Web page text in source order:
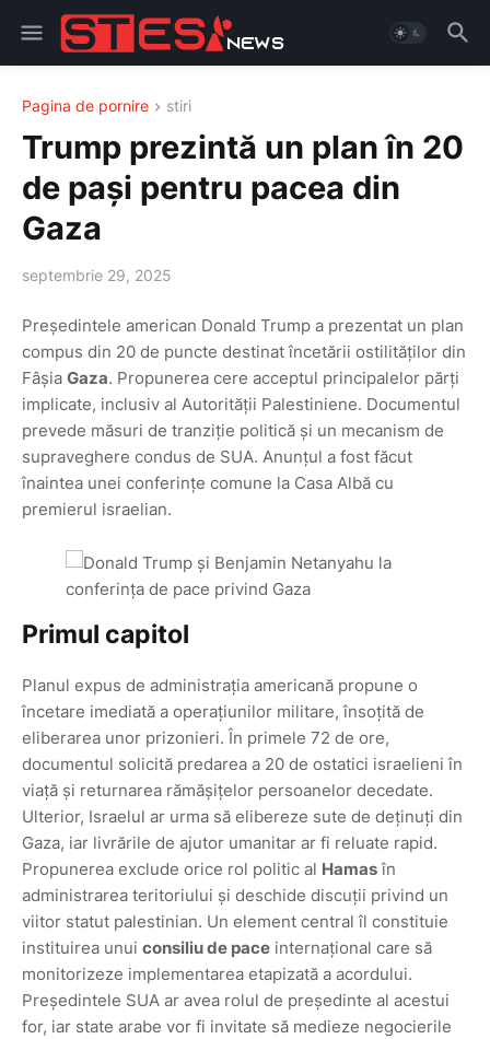
Pagina de pornire stiri
Trump prezintă un plan în 20
de pași pentru pacea din
Gaza
septembrie 29, 2025
Președintele american Donald Trump a prezentat un plan
compus din 20 de puncte destinat încetării ostilităților din
Fâșia Gaza. Propunerea cere acceptul principalelor părți
implicate, inclusiv al Autorității Palestiniene. Documentul
prevede măsuri de tranziție politică și un mecanism de
supraveghere condus de SUA. Anunțul a fost făcut
înaintea unei conferințe comune la Casa Albă cu
premierul israelian.
Primul capitol
Planul expus de administrația americană propune o
încetare imediată a operațiunilor militare, însoțită de
eliberarea unor prizonieri. În primele 72 de ore,
documentul solicită predarea a 20 de ostatici israelieni în
viață și returnarea rămășițelor persoanelor decedate.
Ulterior, Israelul ar urma să elibereze sute de deținuți din
Gaza, iar livrările de ajutor umanitar ar fi reluate rapid.
Propunerea exclude orice rol politic al Hamasîn
administrarea teritoriului și deschide discuții privind un
viitor statut palestinian. Un element central îl constituie
instituirea unui consiliu de pace internațional care să
monitorizeze implementarea etapizată a acordului.
Președintele SUA ar avea rolul de președinte al acestui
for, iar state arabe vor fi invitate să medieze negocierile